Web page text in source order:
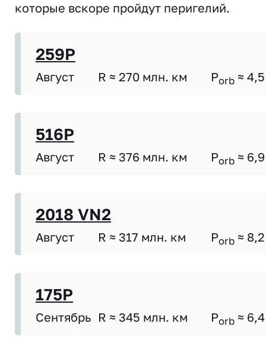
которые вскоре пройдут перигелий.
259P
Август R ≈ 270 млн. км Porb ≈ 4,5
516P
Август R ≈ 376 млн. км Porb ≈ 6,9
2018 VN2
Август R ≈ 317 млн. км Porb ≈ 8,2
175P
Сентябрь R ≈ 345 млн. км Porb ≈ 6,4